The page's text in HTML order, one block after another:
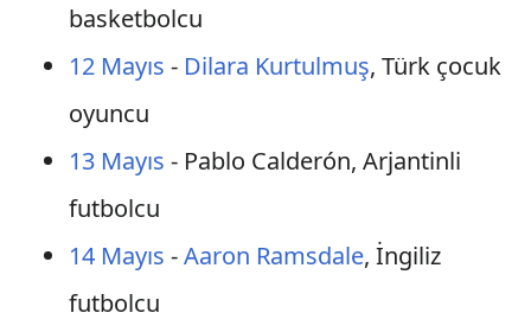
basketbolcu
12 Mayıs - Dilara Kurtulmuş, Türk çocuk
oyuncu
13 Mayıs - Pablo Calderón, Arjantinli
futbolcu
14 Mayıs -Aaron Ramsdale, İngiliz
futbolcu